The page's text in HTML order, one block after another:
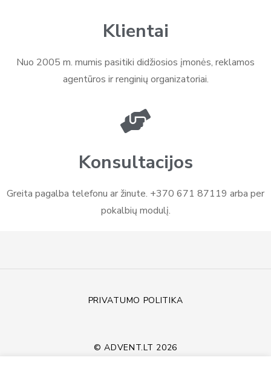
Klientai
Nuo 2005 m. mumis pasitiki didžiosios įmonės, reklamos
agentūros ir renginių organizatoriai.
Konsultacijos
Greita pagalba telefonu ar žinute. +370 671 87119 arba per
pokalbių modulį.
PRIVATUMO POLITIKA
© ADVENT.LT 2026